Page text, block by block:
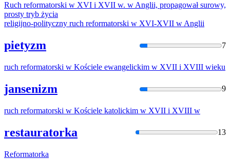
Ruch reformatorski w XVI i XVII w. w Anglii, propagował surowy,
prosty tryb życia
religijno-polityczny ruch reformatorski w XVI-XVII w Anglii
pietyzm 7
ruch reformatorski w Kościele ewangelickim w XVII i XVIII wieku
jansenizm 9
ruch reformatorski w Kościele katolickim w XVII i XVIII w
restauratorka 13
Reformatorka